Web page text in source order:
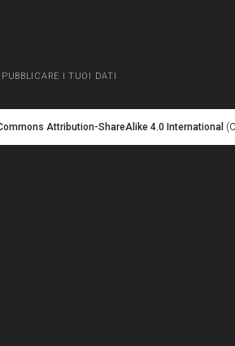
I TUOI DATI
Attribution-ShareAlike 4.0 International